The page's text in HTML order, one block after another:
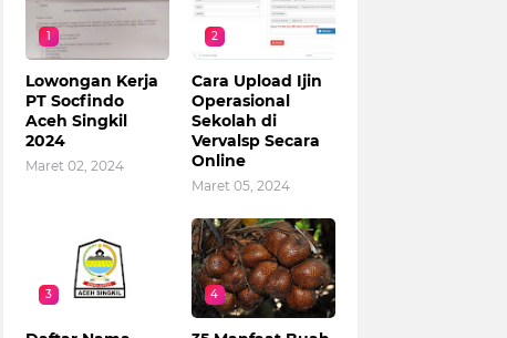
1
Lowongan Kerja
PT Socfindo
Aceh Singkil
2024
Maret 02, 2024
2
Cara Upload Ijin
Operasional
Sekolah di
Vervalsp Secara
Online
Maret 05, 2024
3 4